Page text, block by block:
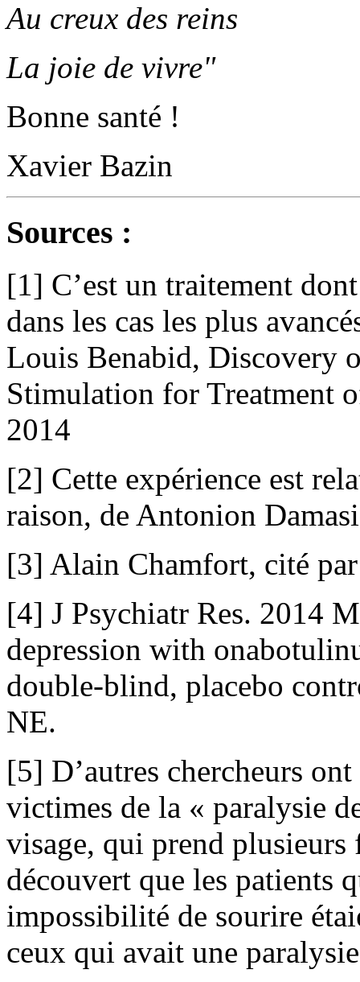
Au creux des reins
La joie de vivre"
Bonne santé !
Xavier Bazin
Sources :
[1] C’est un traitement
dans les cas les plus
Louis Benabid, Discovery
Stimulation for Treatment
2014
[2] Cette expérience est
raison, de Antonion
[3] Alain Chamfort, cité
[4] J Psychiatr Res. 2014
depression with
double-blind, placebo
NE.
[5] D’autres chercheurs
victimes de la « paralysie
visage, qui prend
découvert que les patients
impossibilité de sourire
ceux qui avait une